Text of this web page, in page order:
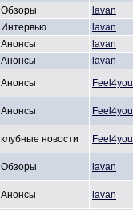
Обзоры
lavan
Интервью
lavan
Анонсы
lavan
Анонсы
lavan
Анонсы Feel4you
Анонсы Feel4you
клубные новости Feel4you
Обзоры lavan
Анонсы lavan